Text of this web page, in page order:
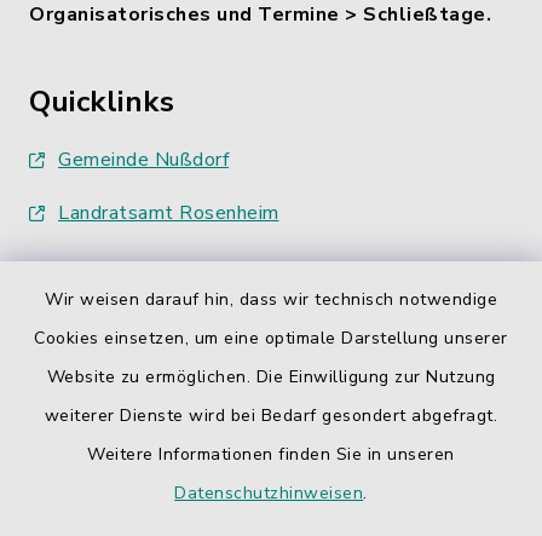
Wir weisen darauf hin, dass wir technisch notwendige
Cookies einsetzen, um eine optimale Darstellung unserer
Website zu ermöglichen. Die Einwilligung zur Nutzung
weiterer Dienste wird bei Bedarf gesondert abgefragt.
Weitere Informationen finden Sie in unseren
Datenschutzhinweisen.
Organisatorisches und Termine > Schließtage.
Quicklinks
Gemeinde Nußdorf
Landratsamt Rosenheim
Kontakt
Barrierefreiheit